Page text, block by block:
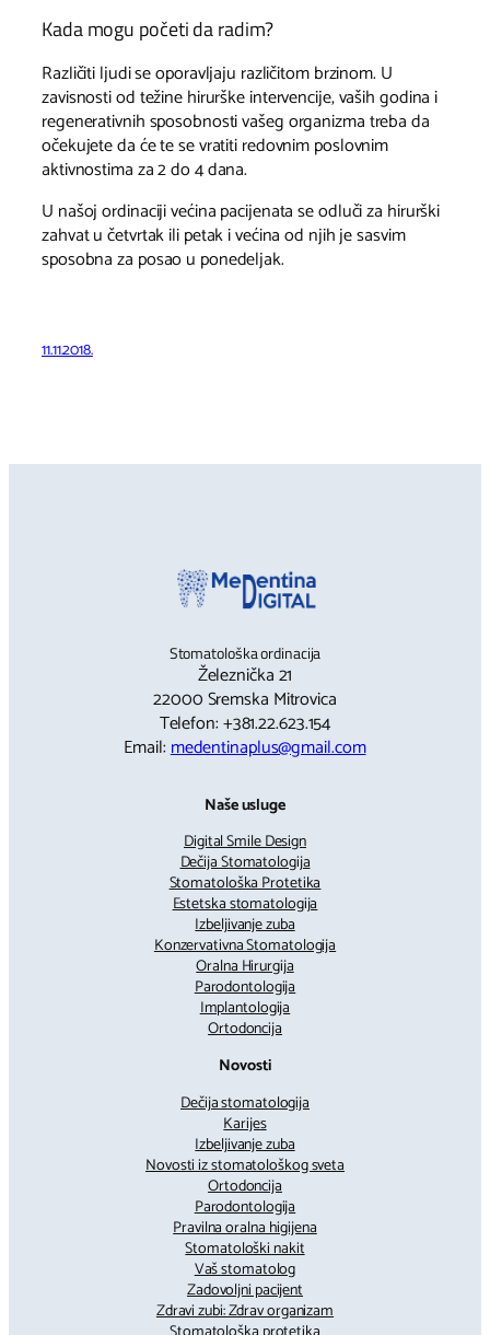
Kada mogu početi da radim?
Različiti ljudi se oporavljaju različitom brzinom. U
zavisnosti od težine hirurške intervencije, vaših godina i
regenerativnih sposobnosti vašeg organizma treba da
očekujete da će te se vratiti redovnim poslovnim
aktivnostima za 2 do 4 dana.
U našoj ordinaciji većina pacijenata se odluči za hirurški
zahvat u četvrtak ili petak i većina od njih je sasvim
sposobna za posao u ponedeljak.
11.11.2018.
Stomatološka ordinacija
Železnička 21
22000 Sremska Mitrovica
Telefon: +381.22.623.154
Email:medentinaplus@gmail.com
Naše usluge
Digital Smile Design
Dečija Stomatologija
Stomatološka Protetika
Estetska stomatologija
Izbeljivanje zuba
Konzervativna Stomatologija
Oralna Hirurgija
Parodontologija
Implantologija
Ortodoncija
Novosti
Dečija stomatologija
Karijes
Izbeljivanje zuba
Novosti iz stomatološkog sveta
Ortodoncija
Parodontologija
Pravilna oralna higijena
Stomatološki nakit
Vaš stomatolog
Zadovoljni pacijent
Zdravi zubi: Zdrav organizam